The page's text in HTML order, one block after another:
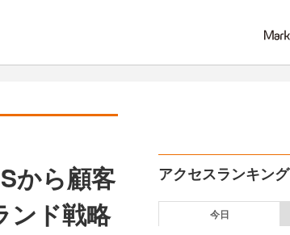
から顧客
ド戦略
アクセスランキング
今日